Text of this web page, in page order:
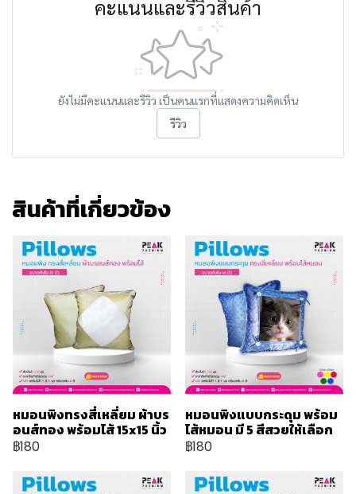
คะแนนและรีวิวสินค้า
ยังไม่มีคะแนนและรีวิว เป็นคนแรกที่แสดงความคิดเห็น
รีวิว
สินค้าที่เกี่ยวข้อง
หมอนพิงทรงสี่เหลี่ยม ผ้าบร
อนส์ทอง พร้อมไส้ 15x15 นิ้ว
฿180
หมอนพิงแบบกระดุม พร้อม
ไส้หมอน มี 5 สีสวยให้เลือก
฿180